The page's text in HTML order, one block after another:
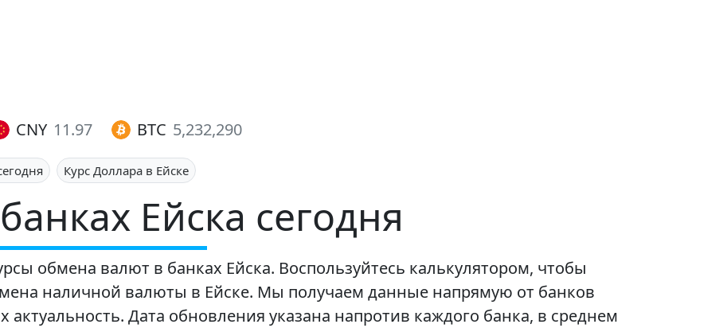
CNY 11.97 BTC 5,232,290
Курс Доллара в Ейске
Ейска сегодня
обмена валют в банках Ейска. Воспользуйтесь калькулятором, чтобы
наличной валюты в Ейске. Мы получаем данные напрямую от банков
актуальность. Дата обновления указана напротив каждого банка, в среднем